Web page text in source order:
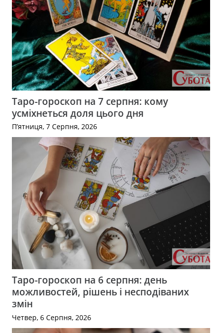
Таро-гороскоп на 7 серпня: кому
усміхнеться доля цього дня
П’ятниця, 7 Серпня, 2026
Таро-гороскоп на 6 серпня: день
можливостей, рішень і несподіваних
змін
Четвер, 6 Серпня, 2026